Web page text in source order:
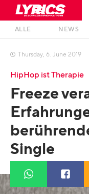
ALLE NEWS
 Thursday, 6. June 2019
HipHop ist Therapie
Freeze
Single